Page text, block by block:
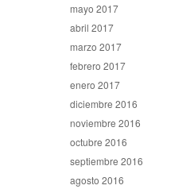
mayo 2017
abril 2017
marzo 2017
febrero 2017
enero 2017
diciembre 2016
noviembre 2016
octubre 2016
septiembre 2016
agosto 2016